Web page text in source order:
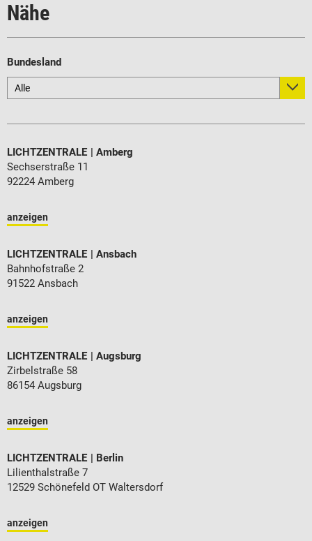
Nähe
Bundesland
Alle
LICHTZENTRALE
Amberg
Sechserstraße 11
92224 Amberg
anzeigen
LICHTZENTRALE
Ansbach
Bahnhofstraße 2
91522 Ansbach
anzeigen
LICHTZENTRALE
Augsburg
Zirbelstraße 58
86154 Augsburg
anzeigen
LICHTZENTRALE
Berlin
Lilienthalstraße 7
12529 Schönefeld OT Waltersdorf
anzeigen